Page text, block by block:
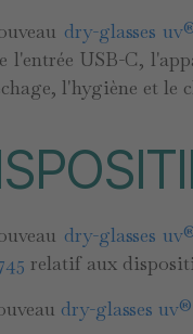
dry-glasses
l'entrée USB-C,
l'hygiène et le
dry-glasses
relatif aux
dry-glasses uv®